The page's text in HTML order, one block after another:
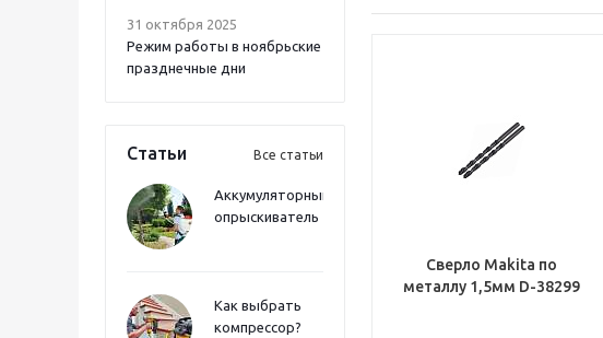
31 октября 2025
Режим работы в ноябрьские
празднечные дни
Статьи Все статьи
Аккумуляторный
опрыскиватель
Как выбрать
компрессор?
Сверло Makita по
металлу 1,5мм D-38299